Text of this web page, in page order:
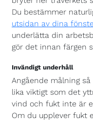
Du bestämmer
utsidan av dina
underlätta din
gör det innan färgen
Invändigt underhåll
Angående målning
lika viktigt som det
vind och fukt inte är
Om du upplever fukt